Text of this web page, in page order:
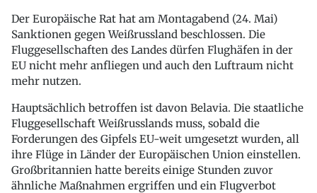
Der Europäische Rat hat am Montagabend (24. Mai)
Sanktionen gegen Weißrussland beschlossen. Die
Fluggesellschaften des Landes dürfen Flughäfen in der
EU nicht mehr anfliegen und auch den Luftraum nicht
mehr nutzen.
Hauptsächlich betroffen ist davon Belavia. Die staatliche
Fluggesellschaft Weißrusslands muss, sobald die
Forderungen des Gipfels EU-weit umgesetzt wurden, all
ihre Flüge in Länder der Europäischen Union einstellen.
Großbritannien hatte bereits einige Stunden zuvor
ähnliche Maßnahmen ergriffen und ein Flugverbot